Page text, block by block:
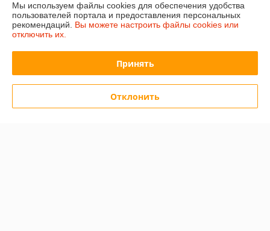
Политика обработки cookies
Сайт создан на платформе Deal.by
Мы используем файлы cookies для обеспечения удобства
пользователей портала и предоставления персональных
рекомендаций. Вы можете настроить файлы cookies или
отключить их.
Принять
Отклонить